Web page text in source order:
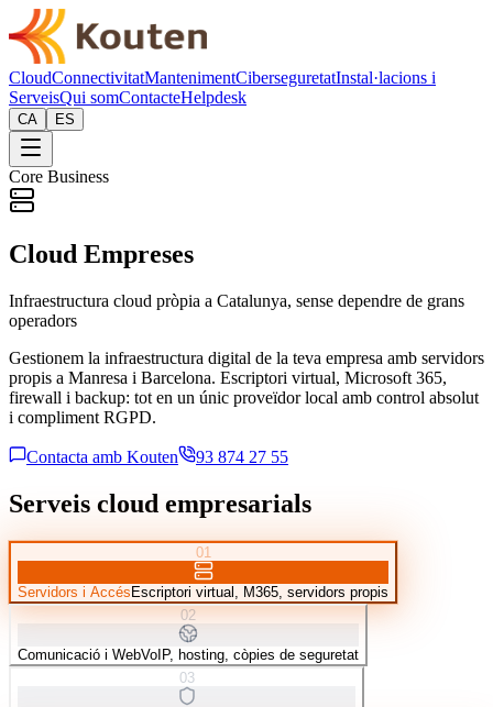
CloudConnectivitatMantenimentCiberseguretatInstal·lacions i
ServeisQui somContacteHelpdesk
CA ES
Core Business
Cloud Empreses
Infraestructura cloud pròpia a Catalunya, sense dependre de grans
operadors
Gestionem la infraestructura digital de la teva empresa amb servidors
propis a Manresa i Barcelona. Escriptori virtual, Microsoft 365,
firewall i backup: tot en un únic proveïdor local amb control absolut
i compliment RGPD.
Contacta amb Kouten 93 874 27 55
Serveis cloud empresarials
01
Servidors i AccésEscriptori virtual, M365, servidors propis
02
Comunicació i WebVoIP, hosting, còpies de seguretat
03